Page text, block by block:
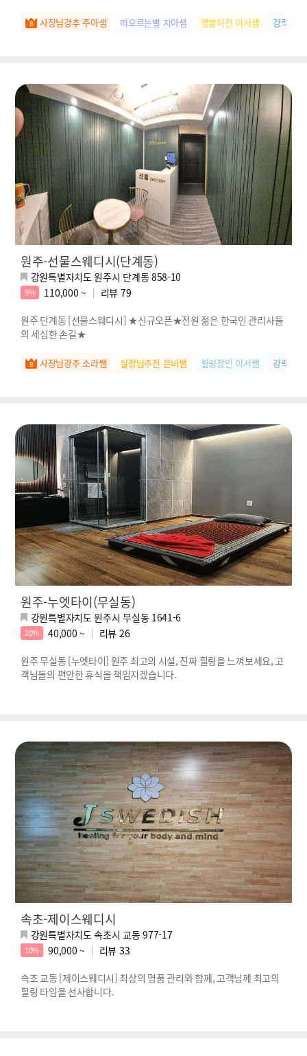
사장님강추 주아샘 떠오르는별 지아샘 명불허전 이서샘 강력추
원주-선물스웨디시(단계동)
강원특별자치도 원주시 단계동 858-10
9% 110,000 ~ 리뷰 79
원주 단계동 [선물스웨디시] ★신규오픈★전원 젊은 한국인 관리사들
의 세심한 손길★
사장님강추 소라쌤 실장님추천 은비쌤 힐링장인 이서쌤 강력추
원주-누엣타이(무실동)
강원특별자치도 원주시 무실동 1641-6
20% 40,000 ~ 리뷰 26
원주 무실동 [누엣타이] 원주 최고의 시설, 진짜 힐링을 느껴보세요, 고
객님들의 편안한 휴식을 책임지겠습니다.
속초-제이스웨디시
강원특별자치도 속초시 교동 977-17
10% 90,000 ~ 리뷰 33
속초 교동 [제이스웨디시] 최상의 명품 관리와 함께, 고객님께 최고의
힐링 타임을 선사합니다.